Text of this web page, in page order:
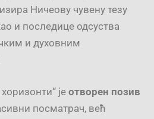
Ничеову чувену тезу
и последице одсуства
и духовним
је отворен позив
посматрач, већ